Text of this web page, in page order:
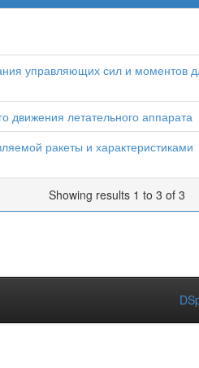
управляющих сил и моментов
движения летательного аппарата
ракеты и характеристиками
Showing results 1 to 3 of 3